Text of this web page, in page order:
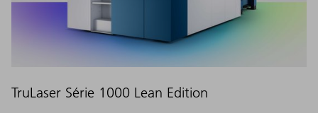
TruLaser Série 1000 Lean Edition